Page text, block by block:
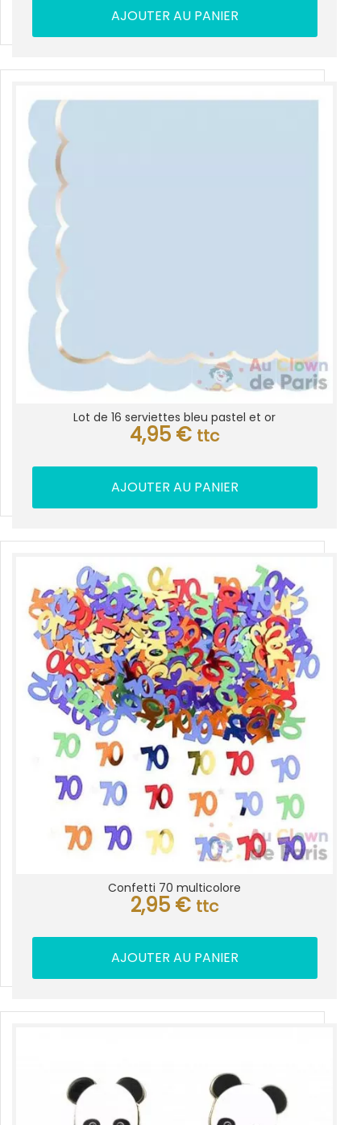
AJOUTER AU PANIER
Lot de 16 serviettes bleu pastel et or
4,95 € ttc
AJOUTER AU PANIER
Confetti 70 multicolore
2,95 € ttc
AJOUTER AU PANIER